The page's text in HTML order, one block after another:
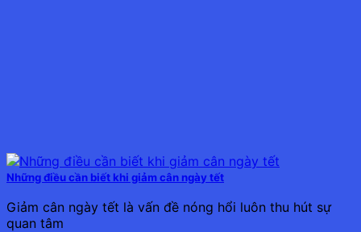
Những điều cần biết khi giảm cân ngày tết
Giảm cân ngày tết là vấn đề nóng hổi luôn thu hút sự
quan tâm